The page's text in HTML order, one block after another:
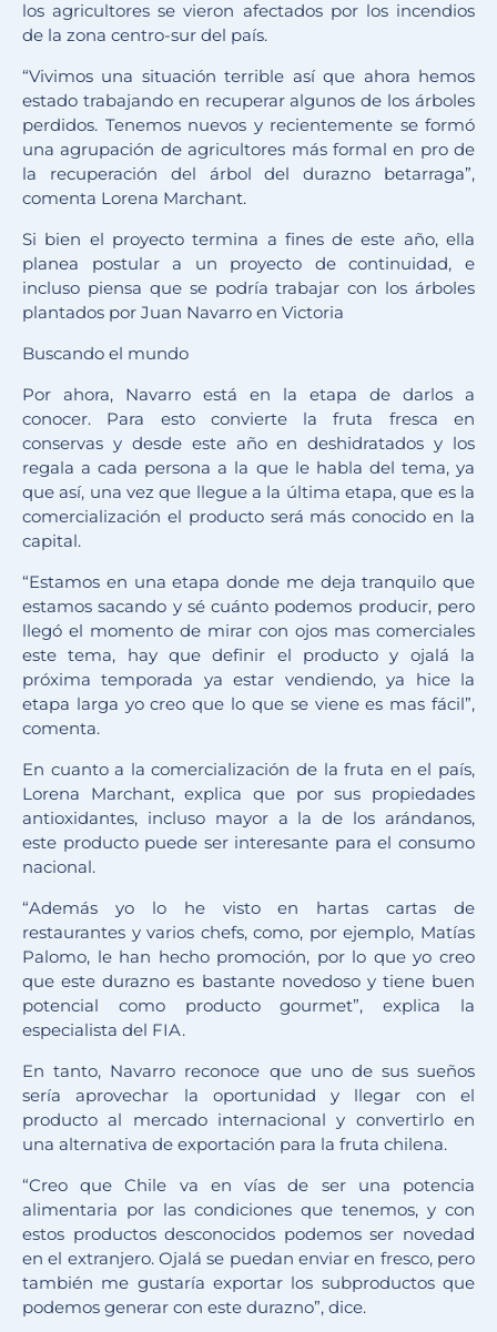
los agricultores se vieron afectados por los incendios
de la zona centro-sur del país.
“Vivimos una situación terrible así que ahora hemos
estado trabajando en recuperar algunos de los árboles
perdidos. Tenemos nuevos y recientemente se formó
una agrupación de agricultores más formal en pro de
la recuperación del árbol del durazno betarraga”,
comenta Lorena Marchant.
Si bien el proyecto termina a fines de este año, ella
planea postular a un proyecto de continuidad, e
incluso piensa que se podría trabajar con los árboles
plantados por Juan Navarro en Victoria
Buscando el mundo
Por ahora, Navarro está en la etapa de darlos a
conocer. Para esto convierte la fruta fresca en
conservas y desde este año en deshidratados y los
regala a cada persona a la que le habla del tema, ya
que así, una vez que llegue a la última etapa, que es la
comercialización el producto será más conocido en la
capital.
“Estamos en una etapa donde me deja tranquilo que
estamos sacando y sé cuánto podemos producir, pero
llegó el momento de mirar con ojos mas comerciales
este tema, hay que definir el producto y ojalá la
próxima temporada ya estar vendiendo, ya hice la
etapa larga yo creo que lo que se viene es mas fácil”,
comenta.
En cuanto a la comercialización de la fruta en el país,
Lorena Marchant, explica que por sus propiedades
antioxidantes, incluso mayor a la de los arándanos,
este producto puede ser interesante para el consumo
nacional.
“Además yo lo he visto en hartas cartas de
restaurantes y varios chefs, como, por ejemplo, Matías
Palomo, le han hecho promoción, por lo que yo creo
que este durazno es bastante novedoso y tiene buen
potencial como producto gourmet”, explica la
especialista del FIA.
En tanto, Navarro reconoce que uno de sus sueños
sería aprovechar la oportunidad y llegar con el
producto al mercado internacional y convertirlo en
una alternativa de exportación para la fruta chilena.
“Creo que Chile va en vías de ser una potencia
alimentaria por las condiciones que tenemos, y con
estos productos desconocidos podemos ser novedad
en el extranjero. Ojalá se puedan enviar en fresco, pero
también me gustaría exportar los subproductos que
podemos generar con este durazno”, dice.